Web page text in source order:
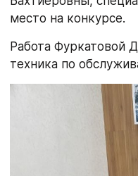
место на конкурсе.
Работа Фуркатовой
техника по